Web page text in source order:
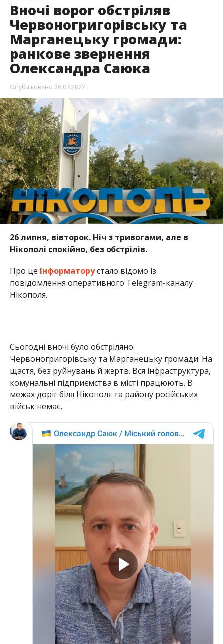
Вночі ворог обстріляв
Червоногригорівську та
Марганецьку громади:
ранкове звернення
Олександра Саюка
Опубліковано 26.07.2022
26 липня, вівторок. Ніч з тривогами, але в
Нікополі спокійно, без обстрілів.
Про це Інформаторустало відомо із
повідомлення оперативного Telegram-каналу
Нікополя.
Сьогодні вночі було обстріляно
Червоногригорівську та Марганецьку громади. На
щастя, без руйнувань й жертв. Вся інфраструктура,
комунальні підприємства в місті працюють. В
межах доріг біля Нікополя та району російських
військ немає.